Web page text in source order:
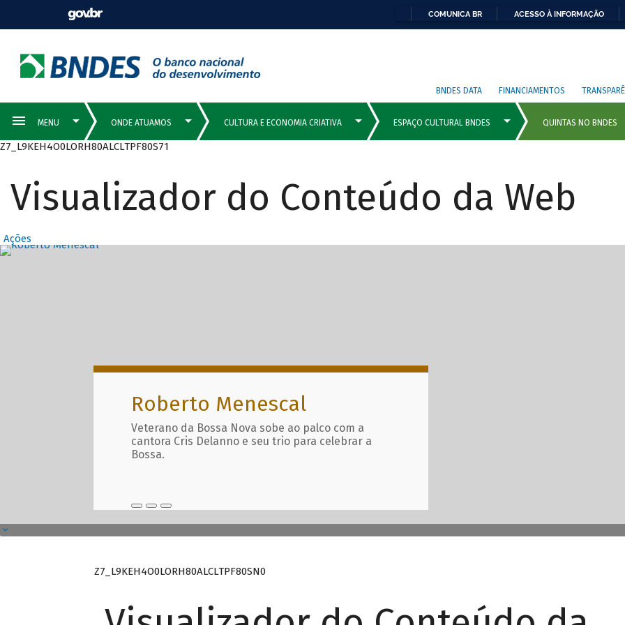
COMUNICA BR ACESSO À INFORMAÇÃO
BNDES DATA FINANCIAMENTOS
Z7_L9KEH4O0LORH80ALCLTPF80S71
Visualizador do Conteúdo da Web
Ações
Destaques Principais com
Roberto Menescal
Veterano da Bossa Nova sobe ao palco com a
cantora Cris Delanno e seu trio para celebrar a
Bossa.
Z7_L9KEH4O0LORH80ALCLTPF80SN0